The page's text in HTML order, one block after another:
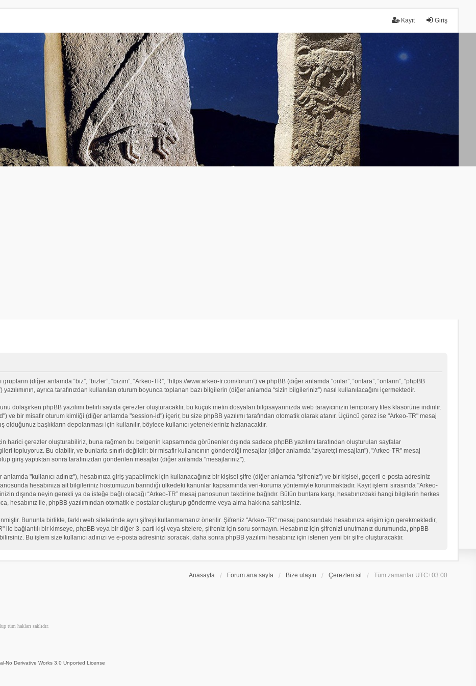
Giriş
Kayıt
(diğer anlamda “biz”, “bizler”, “bizim”, “Arkeo-TR”, “https://www.arkeo-tr.com/forum”) ve phpBB (diğer anlamda "onlar”, “onlara”, “onların”, “phpBB
yazılımının, ayrıca tarafınızdan kullanılan oturum boyunca toplanan bazı bilgilerin (diğer anlamda “sizin bilgileriniz”) nasıl kullanılacağını içermektedir.
dolaşırken phpBB yazılımı belirli sayıda çerezler oluşturacaktır, bu küçük metin dosyaları bilgisayarınızda web tarayıcınızın temporary files klasörüne indirilir.
ve bir misafir oturum kimliği (diğer anlamda "session-id") içerir, bu size phpBB yazılımı tarafından otomatik olarak atanır. Üçüncü çerez ise "Arkeo-TR" mesaj
başlıkların depolanması için kullanılır, böylece kullanıcı yetenekleriniz hızlanacaktır.
harici çerezler oluşturabiliriz, buna rağmen bu belgenin kapsamında görünenler dışında sadece phpBB yazılımı tarafından oluşturulan sayfalar
topluyoruz. Bu olabilir, ve bunlarla sınırlı değildir: bir misafir kullanıcının gönderdiği mesajlar (diğer anlamda "ziyaretçi mesajları"), "Arkeo-TR" mesaj
giriş yaptıktan sonra tarafınızdan gönderilen mesajlar (diğer anlamda "mesajlarınız").
anlamda "kullanıcı adınız"), hesabınıza giriş yapabilmek için kullanacağınız bir kişisel şifre (diğer anlamda "şifreniz") ve bir kişisel, geçerli e-posta adresiniz
hesabınıza ait bilgileriniz hostumuzun barındığı ülkedeki kanunlar kapsamında veri-koruma yöntemiyle korunmaktadır. Kayıt işlemi sırasında "Arkeo-
dışında neyin gerekli ya da isteğe bağlı olacağı “Arkeo-TR” mesaj panosunun takdirine bağlıdır. Bütün bunlara karşı, hesabınızdaki hangi bilgilerin herkes
hesabınız ile, phpBB yazılımından otomatik e-postalar oluşturup gönderme veya alma hakkına sahipsiniz.
Bununla birlikte, farklı web sitelerinde aynı şifreyi kullanmamanız önerilir. Şifreniz "Arkeo-TR" mesaj panosundaki hesabınıza erişim için gerekmektedir,
bağlantılı bir kimseye, phpBB veya bir diğer 3. parti kişi veya sitelere, şifreniz için soru sormayın. Hesabınız için şifrenizi unutmanız durumunda, phpBB
Bu işlem size kullanıcı adınızı ve e-posta adresinizi soracak, daha sonra phpBB yazılımı hesabınız için istenen yeni bir şifre oluşturacaktır.
Anasayfa Forum ana sayfa Bize ulaşın Çerezleri sil Tüm zamanlar UTC+03:00
tüm hakları saklıdır.
No Derivative Works 3.0 Unported License